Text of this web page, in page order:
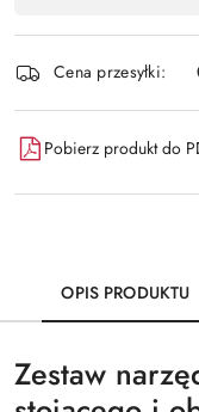
płatność
i
dostawa
Cena przesyłki:
Pobierz produkt do
OPIS PRODUKTU
Zestaw